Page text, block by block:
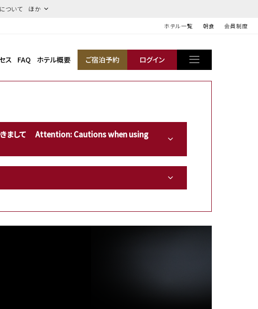
について ほか
ホテル一覧 朝食 会員制度
ス FAQ ホテル概要 ご宿泊予約 ログイン
つきまして Attention: Cautions when using